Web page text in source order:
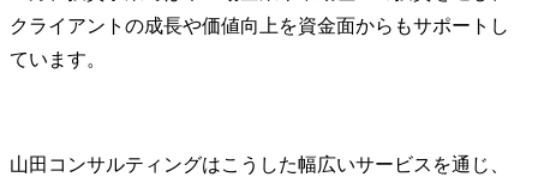
クライアントの成長や価値向上を資金面からもサポートし
ています。
山田コンサルティングはこうした幅広いサービスを通じ、